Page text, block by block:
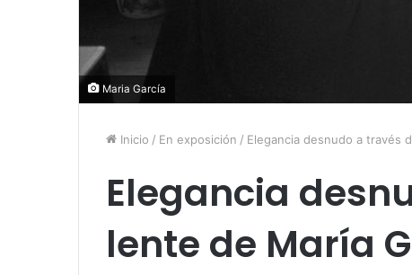
Maria García
Inicio / En exposición / Elegancia desnudo a través
Elegancia
lente de María